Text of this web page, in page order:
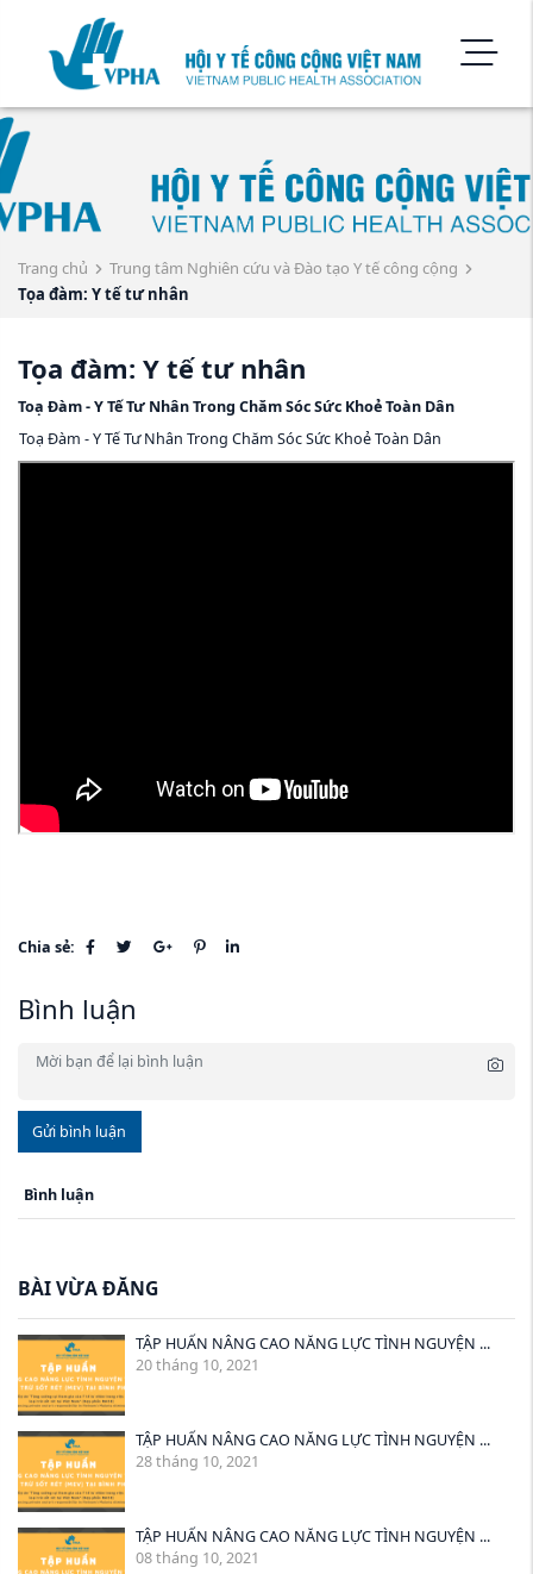
Trang chủ
Trung tâm Nghiên cứu và Đào tạo Y tế công cộng
Tọa đàm: Y tế tư nhân
Tọa đàm: Y tế tư nhân
Toạ Đàm - Y Tế Tư Nhân Trong Chăm Sóc Sức Khoẻ Toàn Dân
Toạ Đàm - Y Tế Tư Nhân Trong Chăm Sóc Sức Khoẻ Toàn Dân
Chia sẻ:
Bình luận
Gửi bình luận
Bình luận
BÀI VỪA ĐĂNG
TẬP HUẤN NÂNG CAO NĂNG LỰC TÌNH NGUYỆN ...
20 tháng 10, 2021
TẬP HUẤN NÂNG CAO NĂNG LỰC TÌNH NGUYỆN ...
28 tháng 10, 2021
TẬP HUẤN NÂNG CAO NĂNG LỰC TÌNH NGUYỆN ...
08 tháng 10, 2021